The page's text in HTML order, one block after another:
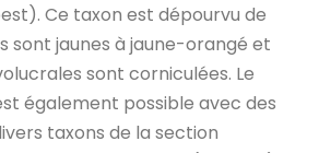
Ce taxon est dépourvu de
sont jaunes à jaune-orangé et
sont corniculées. Le
également possible avec des
taxons de la section